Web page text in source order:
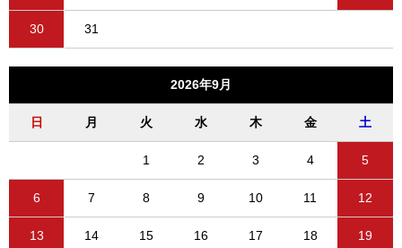
30 31
2026年9月
日 月 火 水 木 金 土
1 2 3 4 5
6 7 8 9 10 11 12
13 14 15 16 17 18 19